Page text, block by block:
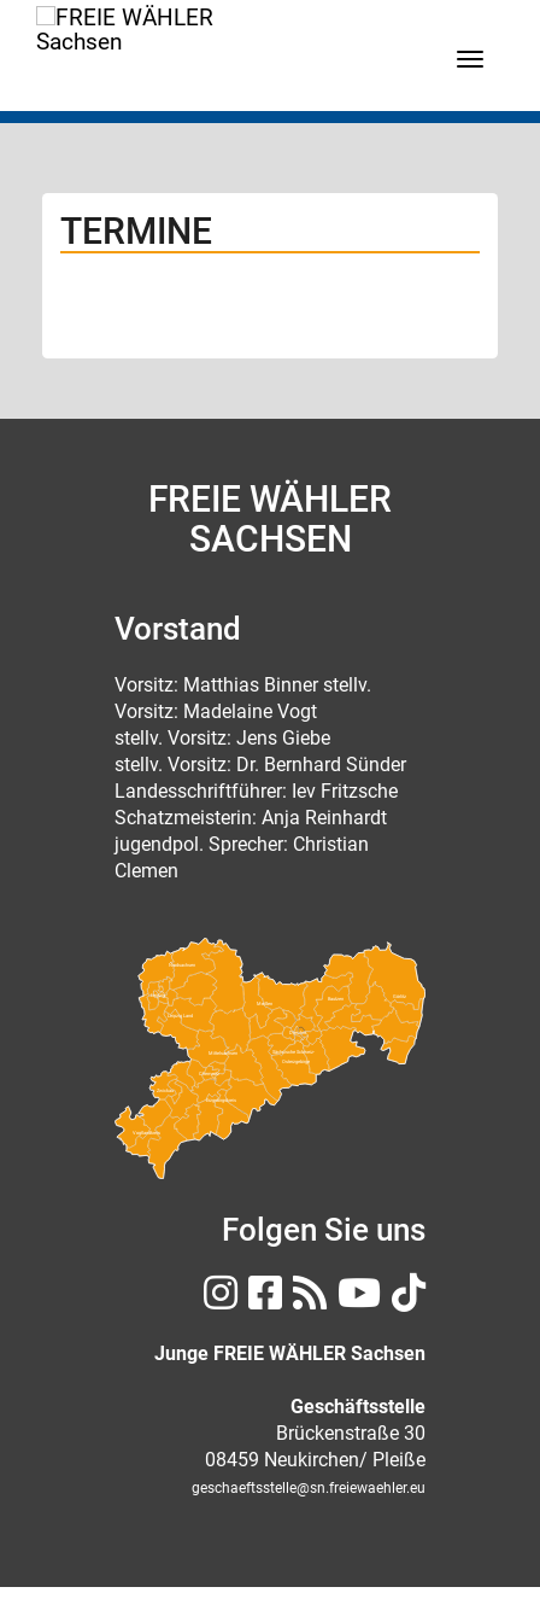
Menü
TERMINE
FREIE WÄHLER
SACHSEN
Vorstand
Vorsitz: Matthias Binner stellv.
Vorsitz: Madelaine Vogt
stellv. Vorsitz: Jens Giebe
stellv. Vorsitz: Dr. Bernhard Sünder
Landesschriftführer: Iev Fritzsche
Schatzmeisterin: Anja Reinhardt
jugendpol. Sprecher: Christian
Clemen
Bautzen Görlitz
Leipzig
Leipzig Land
Meißen
Erzgebirgskreis
Mittelsachsen
Nordsachsen
Osterzgebirge
Sächsische Schweiz-
Vogtlandkreis
Zwickau
Dresden
Chemnitz
Folgen Sie uns
Junge FREIE WÄHLER Sachsen
Geschäftsstelle
Brückenstraße 30
08459 Neukirchen/ Pleiße
geschaeftsstelle@sn.freiewaehler.eu